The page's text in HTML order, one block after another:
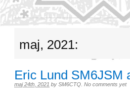
maj, 2021:
Eric Lund SM6JSM
maj 24th, 2021 by SM6CTQ No comments yet